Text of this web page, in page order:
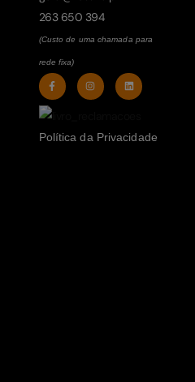
263 650 394
(Custo de uma chamada para
rede fixa)
Política da Privacidade